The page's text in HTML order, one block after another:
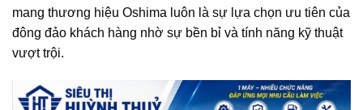
mang thương hiệu Oshima luôn là sự lựa chọn ưu tiên của
đông đảo khách hàng nhờ sự bền bỉ và tính năng kỹ thuật
vượt trội.